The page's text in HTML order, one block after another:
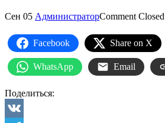
Сен 05 АдминистраторComment Closed
Facebook Share on X
WhatsApp Email
Поделиться: